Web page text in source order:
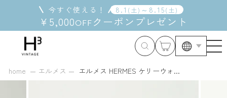
キ
今すぐ使える！ 8 . 1 ( 土) ～ 8 . 15( 土)
¥5,000OFFクーポン プレゼント
home エルメス エルメス HERMES ケリーウォ...